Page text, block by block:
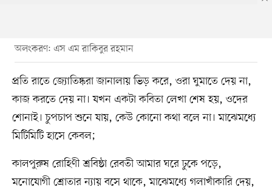
অলংকরণ: এস এম রাকিবুর রহমান
প্রতি রাতে জ্যোতিষ্করা জানালায় ভিড় করে, ওরা ঘুমাতে দেয় না,
কাজ করতে দেয় না। যখন একটা কবিতা লেখা শেষ হয়, ওদের
শোনাই। চুপচাপ শুনে যায়, কেউ কোনো কথা বলে না। মাঝেমধ্যে
মিটিমিটি হাসে কেবল;
কালপুরুষ রোহিণী শ্রবিষ্ঠা রেবতী আমার ঘরে ঢুকে পড়ে,
মনোযোগী শ্রোতার ন্যায় বসে থাকে, মাঝেমধ্যে গলাখাঁকারি দেয়,